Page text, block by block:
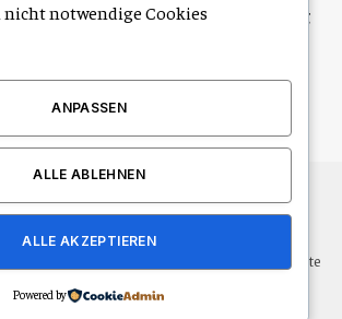
Wäschereiausstattung
Alle Rechte vorbehalten.Leipzig Life
Haftung für Inhalte
Datenschutzerklärung
nicht notwendige Cookies
ANPASSEN
ALLE ABLEHNEN
ALLE AKZEPTIEREN
Powered by